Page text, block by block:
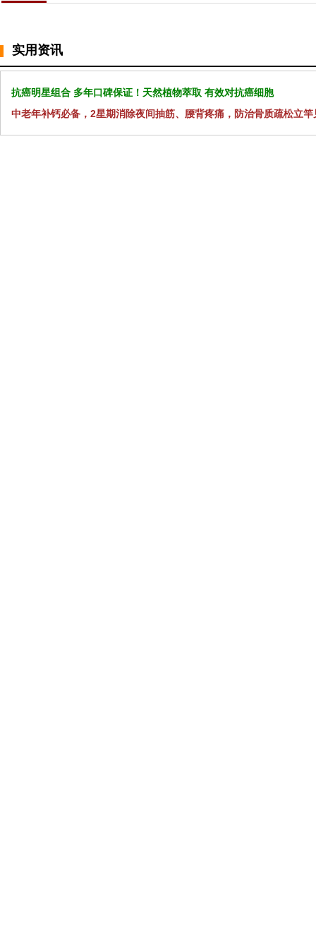
实用资讯
抗癌明星组合 多年口碑保证！天然植物萃取 有效对抗癌细胞
中老年补钙必备，2星期消除夜间抽筋、腰背疼痛，防治骨质疏松立竿